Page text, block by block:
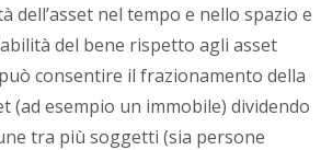
dell’asset nel tempo e nello spazio e
del bene rispetto agli asset
consentire il frazionamento della
(ad esempio un immobile) dividendo
tra più soggetti (sia persone